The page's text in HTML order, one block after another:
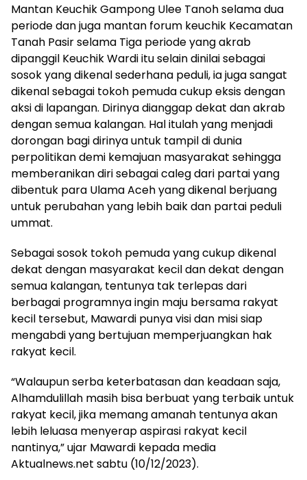
Mantan Keuchik Gampong Ulee Tanoh selama dua
periode dan juga mantan forum keuchik Kecamatan
Tanah Pasir selama Tiga periode yang akrab
dipanggil Keuchik Wardi itu selain dinilai sebagai
sosok yang dikenal sederhana peduli, ia juga sangat
dikenal sebagai tokoh pemuda cukup eksis dengan
aksi di lapangan. Dirinya dianggap dekat dan akrab
dengan semua kalangan. Hal itulah yang menjadi
dorongan bagi dirinya untuk tampil di dunia
perpolitikan demi kemajuan masyarakat sehingga
memberanikan diri sebagai caleg dari partai yang
dibentuk para Ulama Aceh yang dikenal berjuang
untuk perubahan yang lebih baik dan partai peduli
ummat.
Sebagai sosok tokoh pemuda yang cukup dikenal
dekat dengan masyarakat kecil dan dekat dengan
semua kalangan, tentunya tak terlepas dari
berbagai programnya ingin maju bersama rakyat
kecil tersebut, Mawardi punya visi dan misi siap
mengabdi yang bertujuan memperjuangkan hak
rakyat kecil.
“Walaupun serba keterbatasan dan keadaan saja,
Alhamdulillah masih bisa berbuat yang terbaik untuk
rakyat kecil, jika memang amanah tentunya akan
lebih leluasa menyerap aspirasi rakyat kecil
nantinya,” ujar Mawardi kepada media
Aktualnews.net sabtu (10/12/2023).